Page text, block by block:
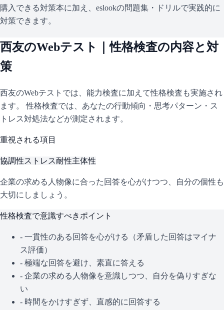
購入できる対策本に加え、eslookの問題集・ドリルで実践的に
対策できます。
西友のWebテスト｜性格検査の内容と対
策
西友のWebテストでは、能力検査に加えて性格検査も実施され
ます。 性格検査では、あなたの行動傾向・思考パターン・ス
トレス対処法などが測定されます。
重視される項目
協調性ストレス耐性主体性
企業の求める人物像に合った回答を心がけつつ、自分の個性も
大切にしましょう。
性格検査で意識すべきポイント
- 一貫性のある回答を心がける（矛盾した回答はマイナ
ス評価）
- 極端な回答を避け、素直に答える
- 企業の求める人物像を意識しつつ、自分を偽りすぎな
い
- 時間をかけすぎず、直感的に回答する